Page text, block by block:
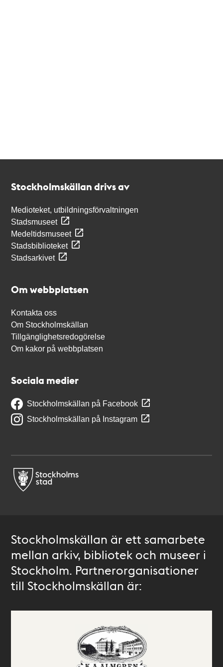
Stockholmskällan drivs av
Medioteket, utbildningsförvaltningen
Stadsmuseet
Medeltidsmuseet
Stadsbiblioteket
Stadsarkivet
Om webbplatsen
Kontakta oss
Om Stockholmskällan
Tillgänglighetsredogörelse
Om kakor på webbplatsen
Sociala medier
Stockholmskällan på Facebook
Stockholmskällan på Instagram
Stockholmskällan är ett samarbete
mellan arkiv, bibliotek och museer i
Stockholm. Partnerorganisationer
till Stockholmskällan är: